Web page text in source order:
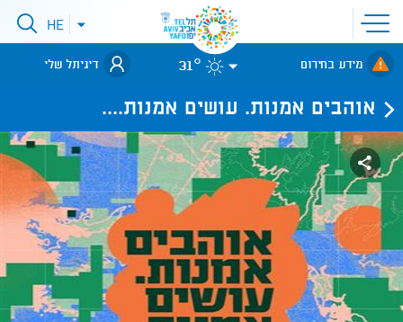
פתיחת
תפריט
אתר
לאתר עיריית
תל-אביב
פתיחתHE
מידע בחירום 31° דיגיתל שלי
אוהבים אמנות. עושים אמנות....